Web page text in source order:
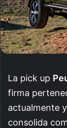
La pick up
firma
actualmente
consolida